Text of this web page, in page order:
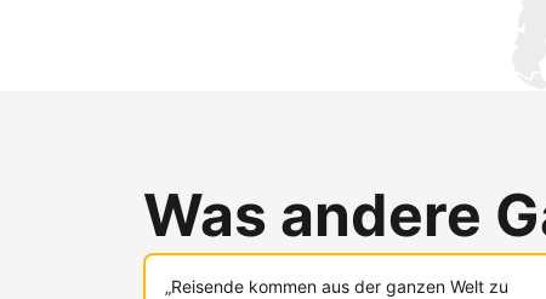
Was andere
„Reisende kommen aus der ganzen Welt zu